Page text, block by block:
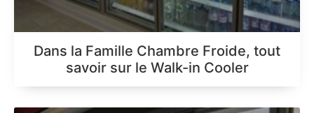
Dans la Famille Chambre Froide, tout
savoir sur le Walk-in Cooler